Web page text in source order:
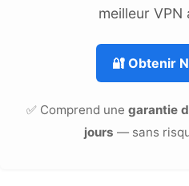
meilleur VPN
🔐Obtenir
✅ Comprend une garantie
jours — sans